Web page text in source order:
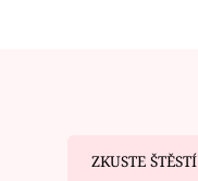
ZKUSTE ŠTĚSTÍ